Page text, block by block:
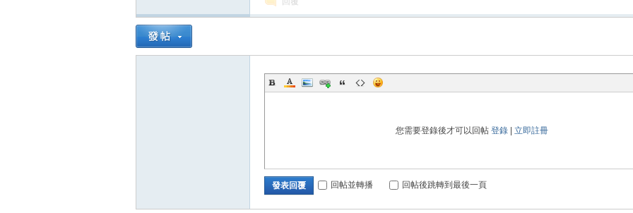
您需要登錄後才可以回帖 登錄| 立即註冊
發表回覆 回帖並轉播 回帖後跳轉到最後一頁